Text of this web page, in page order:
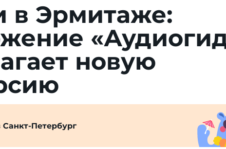
в Эрмитаже:
новую
Санкт-Петербург